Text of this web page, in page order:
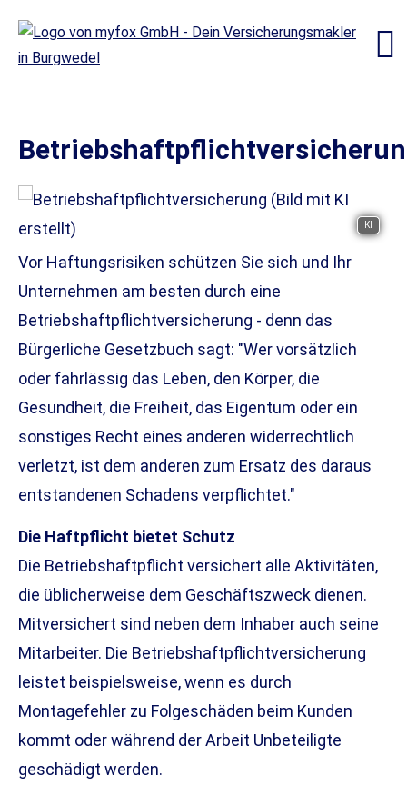
KI
Vor Haftungsrisiken schützen Sie sich und Ihr
Unternehmen am besten durch eine
Betriebshaftpflichtversicherung - denn das
Bürgerliche Gesetzbuch sagt: "Wer vorsätzlich
oder fahrlässig das Leben, den Körper, die
Gesundheit, die Freiheit, das Eigentum oder ein
sonstiges Recht eines anderen widerrechtlich
verletzt, ist dem anderen zum Ersatz des daraus
entstandenen Schadens verpflichtet."
Die Haft­pflicht bietet Schutz
Die Betriebshaftpflicht versichert alle Aktivitäten,
die üblicherweise dem Geschäftszweck dienen.
Mitversichert sind neben dem Inhaber auch seine
Mitarbeiter. Die Betriebshaftpflichtversicherung
leistet beispielsweise, wenn es durch
Montagefehler zu Folgeschäden beim Kunden
kommt oder während der Arbeit Unbeteiligte
geschädigt werden.